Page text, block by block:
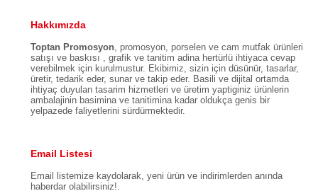
Hakkımızda
Toptan Promosyon, promosyon, porselen ve cam mutfak ürünleri
satışı ve baskısı , grafik ve tanitim adina hertürlü ihtiyaca cevap
verebilmek için kurulmustur. Ekibimiz, sizin için düsünür, tasarlar,
üretir, tedarik eder, sunar ve takip eder. Basili ve dijital ortamda
ihtiyaç duyulan tasarim hizmetleri ve üretim yaptiginiz ürünlerin
ambalajinin basimina ve tanitimina kadar oldukça genis bir
yelpazede faliyetlerini sürdürmektedir.
Email Listesi
Email listemize kaydolarak, yeni ürün ve indirimlerden anında
haberdar olabilirsiniz!.